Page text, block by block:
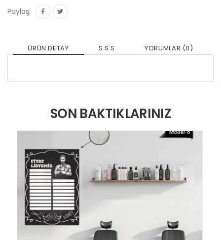
Paylaş:
ÜRÜN DETAY S.S.S YORUMLAR (0)
SON BAKTIKLARINIZ